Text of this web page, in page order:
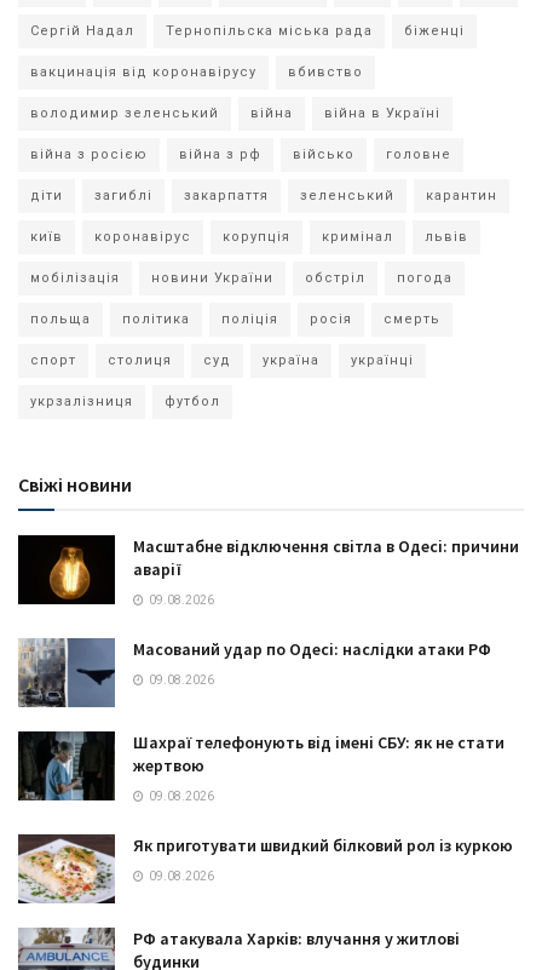
Сергій Надал Тернопільска міська рада біженці
вакцинація від коронавірусу вбивство
володимир зеленський війна війна в Україні
війна з росією війна з рф військо головне
діти загиблі закарпаття зеленський карантин
київ коронавірус корупція кримінал львів
мобілізація новини України обстріл погода
польща політика поліція росія смерть
спорт столиця суд україна українці
укрзалізниця футбол
Свіжі новини
Масштабне відключення світла в Одесі: причини
аварії
09.08.2026
Масований удар по Одесі: наслідки атаки РФ
09.08.2026
Шахраї телефонують від імені СБУ: як не стати
жертвою
09.08.2026
Як приготувати швидкий білковий рол із куркою
09.08.2026
РФ атакувала Харків: влучання у житлові
будинки